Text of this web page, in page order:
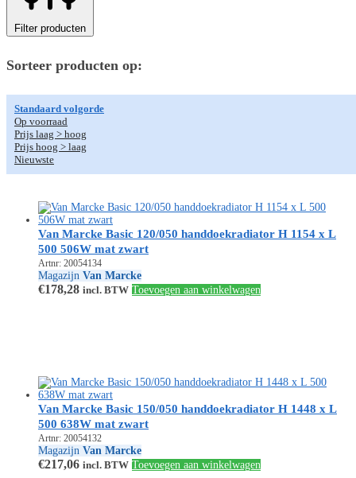
Filter producten
Sorteer producten op:
Standaard volgorde
Op voorraad
Prijs laag > hoog
Prijs hoog > laag
Nieuwste
Van Marcke Basic 120/050 handdoekradiator H 1154 x L
500 506W mat zwart
Artnr: 20054134
Magazijn Van Marcke
€178,28 incl. BTW Toevoegen aan winkelwagen
Van Marcke Basic 150/050 handdoekradiator H 1448 x L
500 638W mat zwart
Artnr: 20054132
Magazijn Van Marcke
€217,06 incl. BTW Toevoegen aan winkelwagen